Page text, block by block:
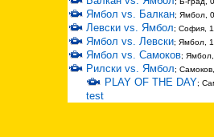
Ямбол vs. Балкан; Ямбол,
Левски vs. Ямбол; София,
Ямбол vs. Левски; Ямбол,
Ямбол vs. Самоков;
Рилски vs. Ямбол;
PLAY OF THE DAY;
test